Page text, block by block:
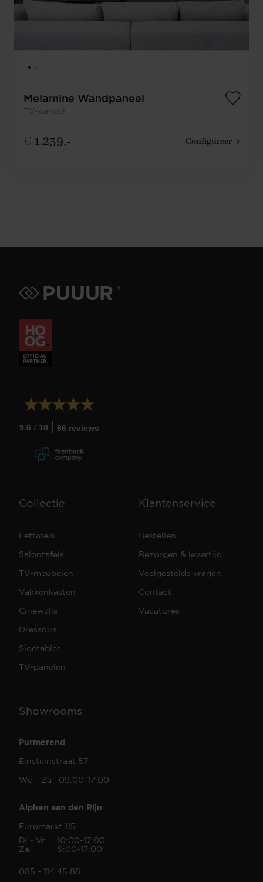
Melamine Wandpaneel
TV-paneel
€ 1.239,- Configureer
9.6 / 10 66 reviews
Collectie
Eettafels
Salontafels
TV-meubelen
Vakkenkasten
Cinewalls
Dressoirs
Sidetables
TV-panelen
Klantenservice
Bestellen
Bezorgen & levertijd
Veelgestelde vragen
Contact
Vacatures
Showrooms
Purmerend
Einsteinstraat 57
Wo - Za 09:00-17:00
Alphen aan den Rijn
Euromarkt 115
Di - Vr 10:00-17:00
Za 9:00-17:00
085 - 114 45 88